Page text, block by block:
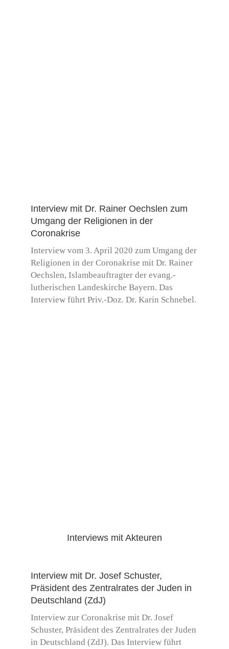
Interview mit Dr. Rainer Oechslen zum
Umgang der Religionen in der
Coronakrise
Interview vom 3. April 2020 zum Umgang der
Religionen in der Coronakrise mit Dr. Rainer
Oechslen, Islambeauftragter der evang.-
lutherischen Landeskirche Bayern. Das
Interview führt Priv.-Doz. Dr. Karin Schnebel.
Interviews mit Akteuren
Interview mit Dr. Josef Schuster,
Präsident des Zentralrates der Juden in
Deutschland (ZdJ)
Interview zur Coronakrise mit Dr. Josef
Schuster, Präsident des Zentralrates der Juden
in Deutschland (ZdJ). Das Interview führt